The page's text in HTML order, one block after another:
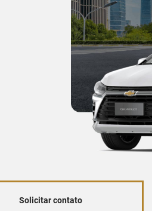
Solicitar contato